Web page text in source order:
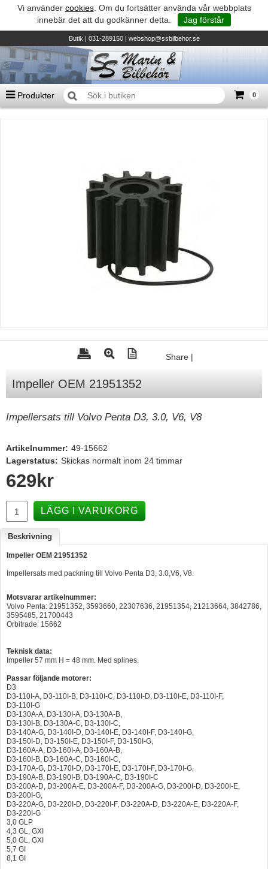
Vi använder cookies. Om du fortsätter använda vår webbplats
innebär det att du godkänner detta.
Jag förstår
Butik| 031-289150 | webshop@ssbilbehor.se
Produkter 0
Suzuki - Utombordare
Suzumar - Gummibåtar
Honda - Utombordare
HonWave - Gummibåtar
Honda - Elverk & Pumpar
Volvo Penta Servicedelar
Yamaha Servicedelar
Lowrance
B&G
Båttillbehör
Hummertina
Varta - Batterier
Victron - Batteriladdare
CTEK - Batteriladdare
Kamasa Tools - Verktyg
Calix - Packline - Takboxar
Thule - Takboxar
Thule - Lasthållare
LAGERRENSING
Begagnade Motorer & Båtar
Share |
Impeller OEM 21951352
Impellersats till Volvo Penta D3, 3.0, V6, V8
Artikelnummer: 49-15662
Lagerstatus: Skickas normalt inom 24 timmar
629 kr
LÄGG I VARUKORG
Beskrivning
Impeller OEM 21951352
Impellersats med packning till Volvo Penta D3, 3.0,V6, V8.
Motsvarar artikelnummer:
Volvo Penta: 21951352, 3593660, 22307636, 21951354, 21213664, 3842786,
3595485, 21700443
Orbitrade: 15662
Teknisk data:
Impeller 57 mm H = 48 mm. Med splines.
Passar följande motorer:
D3
D3-110I-A, D3-110I-B, D3-110I-C, D3-110I-D, D3-110I-E, D3-110I-F,
D3-110I-G
D3-130A-A, D3-130I-A, D3-130A-B,
D3-130I-B, D3-130A-C, D3-130I-C,
D3-140A-G, D3-140I-D, D3-140I-E, D3-140I-F, D3-140I-G,
D3-150I-D, D3-150I-E, D3-150I-F, D3-150I-G,
D3-160A-A, D3-160I-A, D3-160A-B,
D3-160I-B, D3-160A-C, D3-160I-C,
D3-170A-G, D3-170I-D, D3-170I-E, D3-170I-F, D3-170I-G,
D3-190A-B, D3-190I-B, D3-190A-C, D3-190I-C
D3-200A-D, D3-200A-E, D3-200A-F, D3-200A-G, D3-200I-D, D3-200I-E,
D3-200I-G,
D3-220A-G, D3-220I-D, D3-220I-F, D3-220A-D, D3-220A-E, D3-220A-F,
D3-220I-G
3,0 GLP
4,3 GL, GXI
5,0 GL, GXI
5,7 GI
8,1 GI